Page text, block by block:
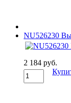
NU526230
2 184 руб.